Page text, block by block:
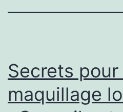
Secrets pour
maquillage